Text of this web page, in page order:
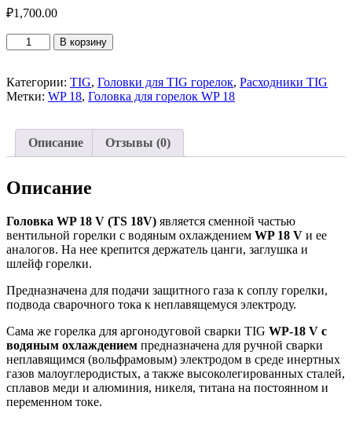
₽1,700.00
Количество
товара
WP
18
В корзину
Категории: TIG, Головки для TIG горелок, Расходники TIG
Метки: WP 18, Головка для горелок WP 18
Описание Отзывы (0)
Описание
Головка WP 18 V (TS 18V) является сменной частью
вентильной горелки с водяным охлаждением WP 18 V и ее
аналогов. На нее крепится держатель цанги, заглушка и
шлейф горелки.
Предназначена для подачи защитного газа к соплу горелки,
подвода сварочного тока к неплавящемуся электроду.
Сама же горелка для аргонодуговой сварки TIG WP-18 V с
водяным охлаждением предназначена для ручной сварки
неплавящимся (вольфрамовым) электродом в среде инертных
газов малоуглеродистых, а также высоколегированных сталей,
сплавов меди и алюминия, никеля, титана на постоянном и
переменном токе.